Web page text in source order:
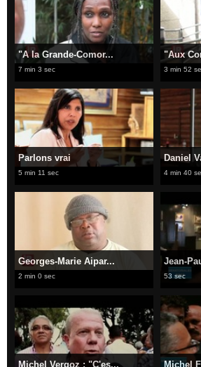
"A la Grande-Comor...
7 min 3 sec
"Aux
3 min 52
Parlons vrai
5 min 11 sec
Daniel
4 min 40
Georges-Marie Aipar...
2 min 0 sec
Jean-
53 sec
Michel Vergoz : "C'es... Michel